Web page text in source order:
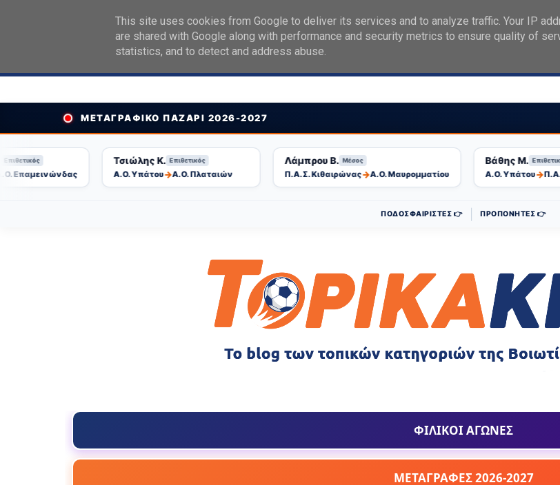
Topikakias App
Δωρεάν στο Google Play!
ΜΕΤΑΓΡΑΦΙΚΟ ΠΑΖΑΡΙ 2026-2027
Τσιώλης Κ. Επιθετικός
Α.Ο. Υπάτου→Α.Ο. Πλαταιών
Λάμπρου Β. Μέσος
Π.Α.Σ. Κιθαιρώνας→Α.Ο. Μαυρομματίου
Βάθης Μ. Επιθετικός
Α.Ο. Υπάτου→Π.Α.Σ.
ΠΟΔΟΣΦΑΙΡΙΣΤΕΣ 👉 ΠΡΟΠΟΝΗΤΕΣ 👉
ΦΙΛΙΚΟΙ ΑΓΩΝΕΣ
ΜΕΤΑΓΡΑΦΕΣ 2026-2027
This site uses cookies from Google to deliver its services and to analyze traffic. Your IP
are shared with Google along with performance and security metrics to ensure quality of
statistics, and to detect and address abuse.